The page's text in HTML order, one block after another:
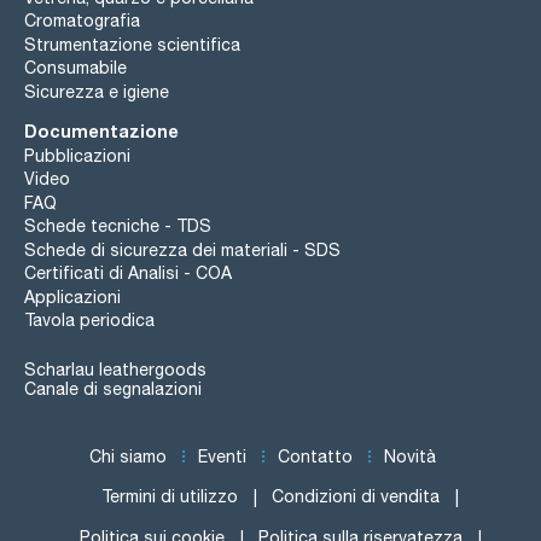
Cromatografia
Strumentazione scientifica
Consumabile
Sicurezza e igiene
Documentazione
Pubblicazioni
Video
FAQ
Schede tecniche - TDS
Schede di sicurezza dei materiali - SDS
Certificati di Analisi - COA
Applicazioni
Tavola periodica
Scharlau leathergoods
Canale di segnalazioni
Chi siamo Eventi Contatto Novità
Termini di utilizzo Condizioni di vendita
Politica sui cookie Politica sulla riservatezza